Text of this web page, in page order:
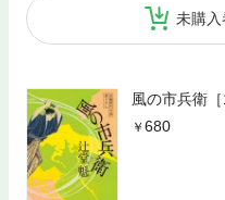
未購入
風の市兵衛［
680